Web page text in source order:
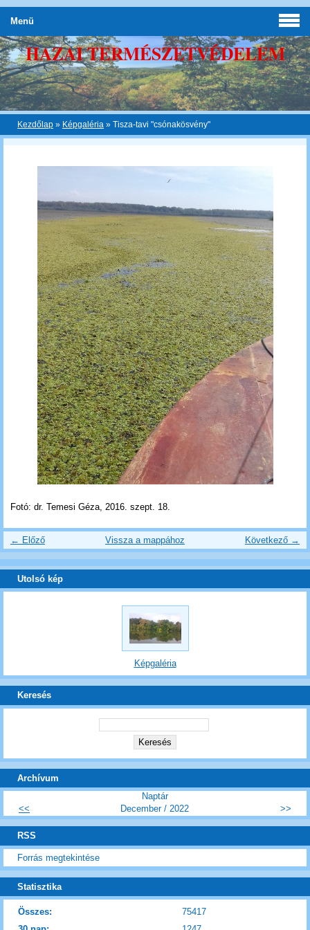
HAZAI TERMÉSZETVÉDELEM
Kezdőlap » Képgaléria » Tisza-tavi "csónakösvény"
Fotó: dr. Temesi Géza, 2016. szept. 18.
← Előző Következő →
Vissza a mappához
Menü
Utolsó kép
Képgaléria
Keresés
Archívum
Naptár
<<
December / 2022 >>
RSS
Forrás megtekintése
Statisztika
Összes:
75417